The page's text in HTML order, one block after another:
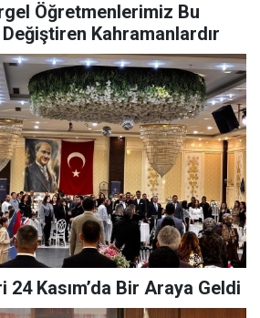
Bu
Kahramanlardır
Kasım’da Bir Araya Geldi